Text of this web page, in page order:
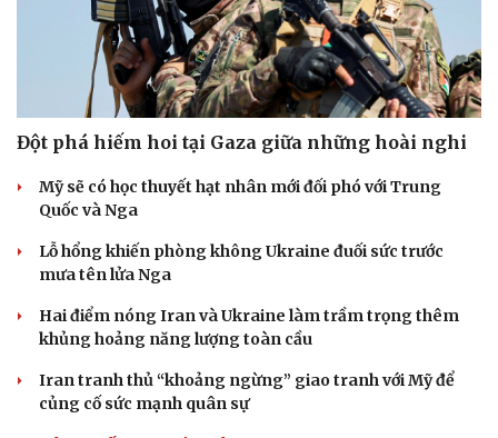
Đột phá hiếm hoi tại Gaza giữa những hoài nghi
Mỹ sẽ có học thuyết hạt nhân mới đối phó với Trung
Quốc và Nga
Lỗ hổng khiến phòng không Ukraine đuối sức trước
mưa tên lửa Nga
Hai điểm nóng Iran và Ukraine làm trầm trọng thêm
khủng hoảng năng lượng toàn cầu
Iran tranh thủ “khoảng ngừng” giao tranh với Mỹ để
củng cố sức mạnh quân sự